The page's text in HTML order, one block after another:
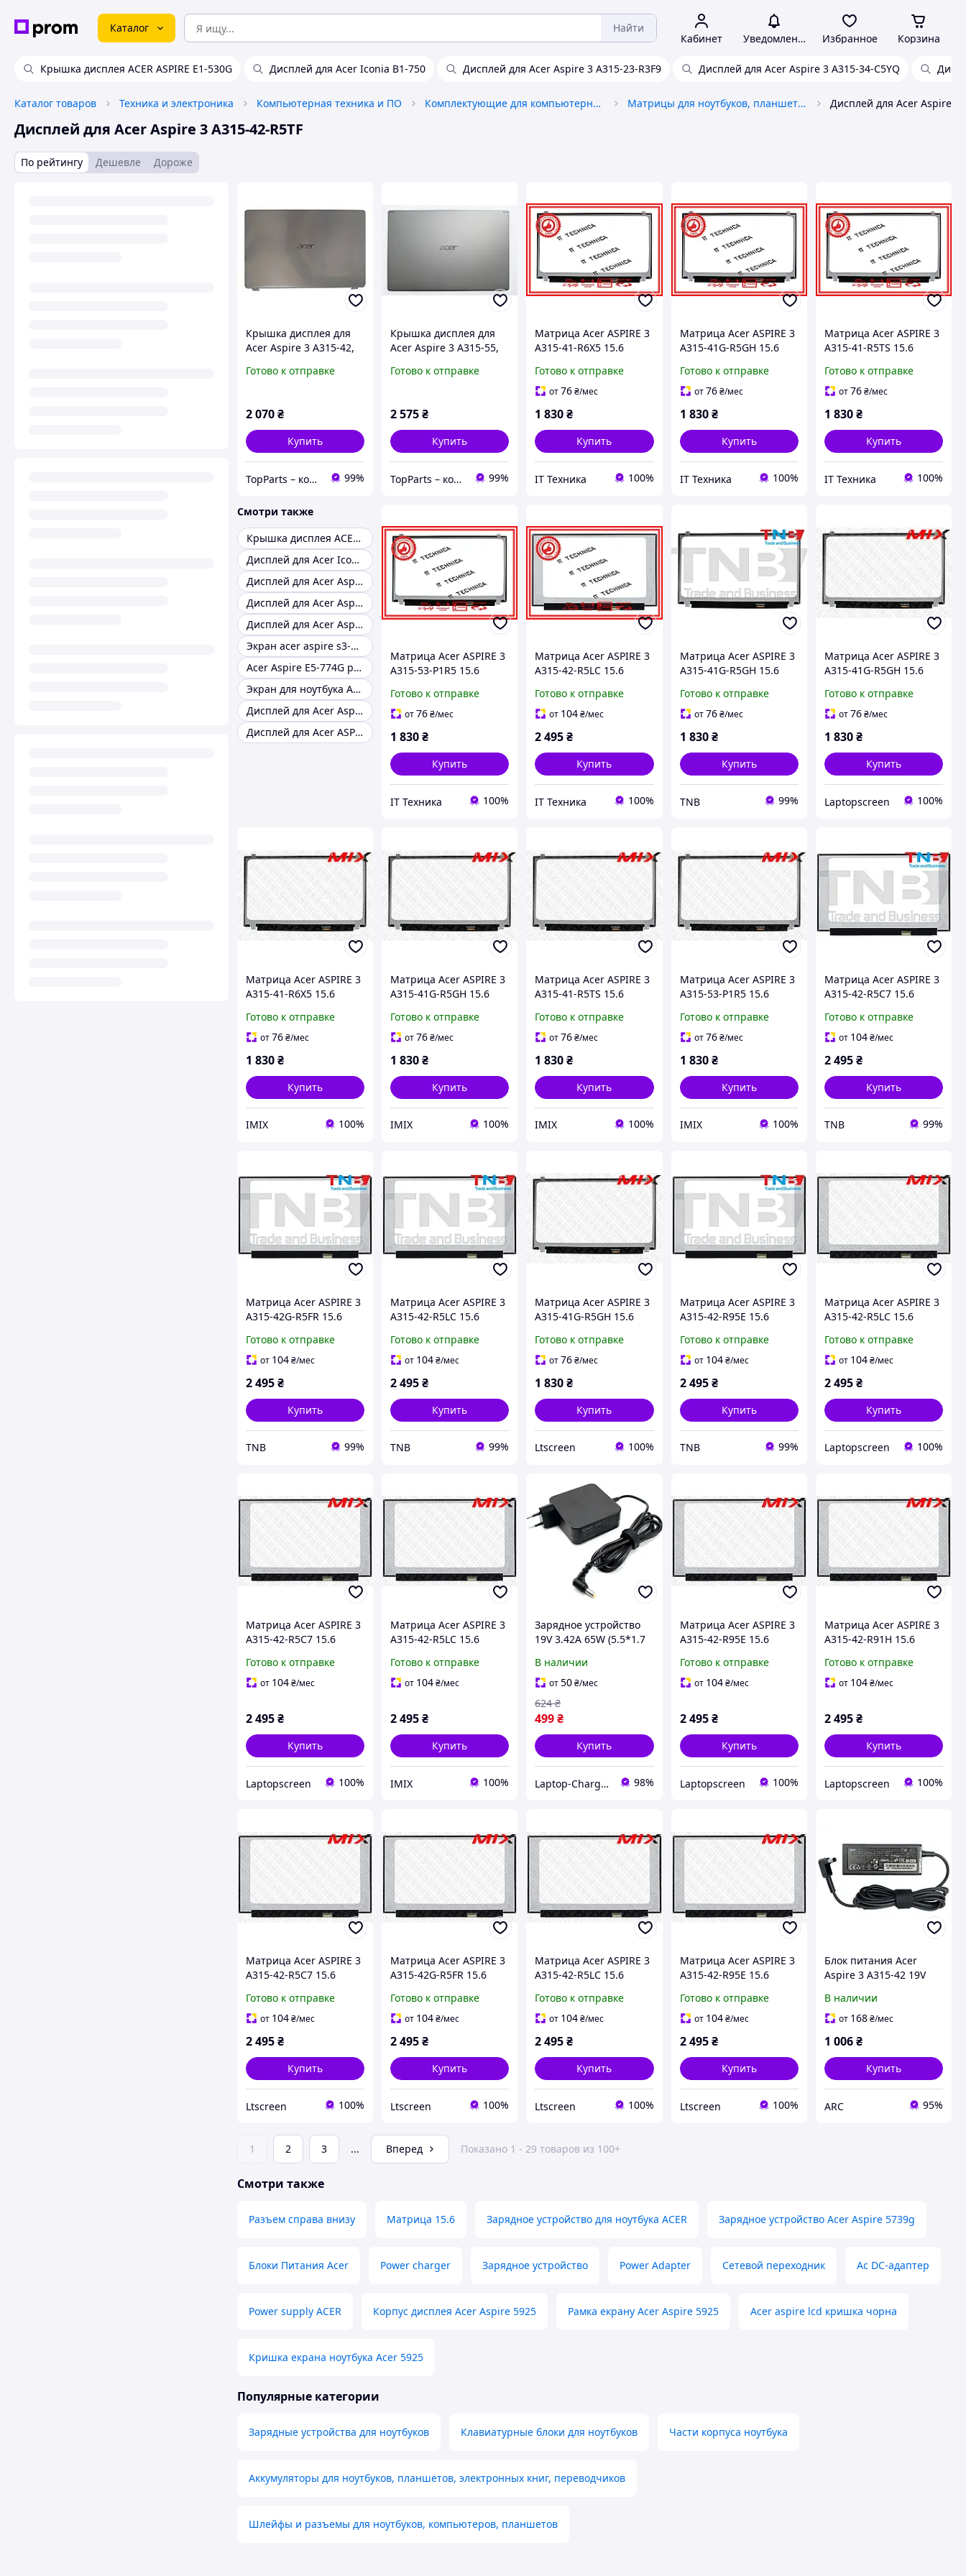
Каталог Найти
Кабинет Уведомления Избранное Корзина
Крышка дисплея ACER ASPIRE E1-530G Дисплей для Acer Iconia B1-750 Дисплей для Acer Aspire 3 A315-23-R3F9 Дисплей для Acer Aspire 3 A315-34-C5YQ
Каталог товаров Техника и электроника Компьютерная техника и ПО Комплектующие для компьютерной техники Матрицы для ноутбуков, планшетов и мониторов
Дисплей для Acer Aspire 3 A315-42-R5TF
По рейтингу Дешевле Дороже
Крышка дисплея для
Acer Aspire 3 A315-42,
A315-54K серая
Готово к отправке
2 070₴
Купить
TopParts – комплектующие для ноутбуков 99%
Крышка дисплея для
Acer Aspire 3 A315-55,
Готово к отправке
2 575₴
Купить
TopParts – комплектующие для ноутбуков 99%
Матрица Acer ASPIRE 3
A315-41-R6X5 15.6
45% NTSC 220 cd/m²
для ноутбука
Готово к отправке
от76₴/мес
1 830₴
Купить
IT Техника 100%
Матрица Acer ASPIRE 3
A315-41G-R5GH 15.6
45% NTSC 220 cd/m²
для ноутбука
Готово к отправке
от76 ₴/мес
1 830 ₴
Купить
IT Техника 100%
Матрица Acer ASPIRE 3
A315-41-R5TS 15.6
45% NTSC 220 cd/m²
для ноутбука
Готово к отправке
от76₴/мес
1 830₴
Купить
IT Техника 100%
Смотри также
Крышка дисплея ACER ASPIRE E1-530G
Дисплей для Acer Iconia B1-750
Дисплей для Acer Aspire 3 A315-23-R3F9
Дисплей для Acer Aspire 3 A315-34-C5YQ
Дисплей для Acer Aspire 3 A315-54
Экран acer aspire s3-391
Acer Aspire E5-774G рамка дисплея
Экран для ноутбука Acer Aspire 3
Дисплей для Acer Aspire 3 A315-23
Дисплей для Acer ASPIRE 5749Z
Матрица Acer ASPIRE 3
A315-53-P1R5 15.6
45% NTSC 220 cd/m²
для ноутбука
Готово к отправке
от76₴/мес
1 830₴
Купить
IT Техника 100%
Матрица Acer ASPIRE 3
A315-42-R5LC 15.6
45% NTSC 250 cd/m²
для ноутбука
Готово к отправке
от 104₴/мес
2 495₴
Купить
IT Техника 100%
Матрица Acer ASPIRE 3
A315-41G-R5GH 15.6
45% NTSC 220 cd/m²
для ноутбука
Готово к отправке
от76 ₴/мес
1 830 ₴
Купить
TNB 99%
Матрица Acer ASPIRE 3
A315-41G-R5GH 15.6
45% NTSC 220 cd/m²
для ноутбука
Готово к отправке
от76₴/мес
1 830₴
Купить
Laptopscreen 100%
Матрица Acer ASPIRE 3
A315-41-R6X5 15.6
45% NTSC 220 cd/m²
для ноутбука
Готово к отправке
от76₴/мес
1 830₴
Купить
IMIX 100%
Матрица Acer ASPIRE 3
A315-41G-R5GH 15.6
45% NTSC 220 cd/m²
для ноутбука
Готово к отправке
от76₴/мес
1 830₴
Купить
IMIX 100%
Матрица Acer ASPIRE 3
A315-41-R5TS 15.6
45% NTSC 220 cd/m²
для ноутбука
Готово к отправке
от76₴/мес
1 830₴
Купить
IMIX 100%
Матрица Acer ASPIRE 3
A315-53-P1R5 15.6
45% NTSC 220 cd/m²
для ноутбука
Готово к отправке
от76 ₴/мес
1 830 ₴
Купить
IMIX 100%
Матрица Acer ASPIRE 3
A315-42-R5C7 15.6
45% NTSC 250 cd/m²
для ноутбука
Готово к отправке
от 104₴/мес
2 495₴
Купить
TNB 99%
Матрица Acer ASPIRE 3
A315-42G-R5FR 15.6
45% NTSC 250 cd/m²
для ноутбука
Готово к отправке
от 104₴/мес
2 495₴
Купить
TNB 99%
Матрица Acer ASPIRE 3
A315-42-R5LC 15.6
45% NTSC 250 cd/m²
для ноутбука
Готово к отправке
от 104₴/мес
2 495₴
Купить
TNB 99%
Матрица Acer ASPIRE 3
A315-41G-R5GH 15.6
45% NTSC 220 cd/m²
для ноутбука
Готово к отправке
от76₴/мес
1 830₴
Купить
Ltscreen 100%
Матрица Acer ASPIRE 3
A315-42-R95E 15.6
45% NTSC 250 cd/m²
для ноутбука
Готово к отправке
от 104 ₴/мес
2 495 ₴
Купить
TNB 99%
Матрица Acer ASPIRE 3
A315-42-R5LC 15.6
45% NTSC 250 cd/m²
для ноутбука
Готово к отправке
от 104₴/мес
2 495₴
Купить
Laptopscreen 100%
Матрица Acer ASPIRE 3
A315-42-R5C7 15.6
45% NTSC 250 cd/m²
для ноутбука
Готово к отправке
от 104₴/мес
2 495₴
Купить
Laptopscreen 100%
Матрица Acer ASPIRE 3
A315-42-R5LC 15.6
45% NTSC 250 cd/m²
для ноутбука
Готово к отправке
от 104₴/мес
2 495₴
Купить
IMIX 100%
Зарядное устройство
19V 3.42A 65W (5.5*1.7
Aspire 3 A315-21, A315-
21G
В наличии
от50₴/мес
499₴
624 ₴
Купить
Laptop-Charger - интернет магазин комплектующих к ноутбукам 98%
Матрица Acer ASPIRE 3
A315-42-R95E 15.6
45% NTSC 250 cd/m²
для ноутбука
Готово к отправке
от 104 ₴/мес
2 495 ₴
Купить
Laptopscreen 100%
Матрица Acer ASPIRE 3
A315-42-R91H 15.6
45% NTSC 250 cd/m²
для ноутбука
Готово к отправке
от 104₴/мес
2 495₴
Купить
Laptopscreen 100%
Матрица Acer ASPIRE 3
A315-42-R5C7 15.6
45% NTSC 250 cd/m²
для ноутбука
Готово к отправке
от 104₴/мес
2 495₴
Купить
Ltscreen 100%
Матрица Acer ASPIRE 3
A315-42G-R5FR 15.6
45% NTSC 250 cd/m²
для ноутбука
Готово к отправке
от 104₴/мес
2 495₴
Купить
Ltscreen 100%
Матрица Acer ASPIRE 3
A315-42-R5LC 15.6
45% NTSC 250 cd/m²
для ноутбука
Готово к отправке
от 104₴/мес
2 495₴
Купить
Ltscreen 100%
Матрица Acer ASPIRE 3
A315-42-R95E 15.6
45% NTSC 250 cd/m²
для ноутбука
Готово к отправке
от 104 ₴/мес
2 495 ₴
Купить
Ltscreen 100%
Блок питания Acer
Aspire 3 A315-42 19V
Original PRC
(A045R021L)
В наличии
от 168₴/мес
1 006₴
Купить
ARC 95%
1 2 3 ... Вперед Показано 1 - 29 товаров из 100+
Смотри также
Разъем справа внизу Матрица 15.6 Зарядное устройство для ноутбука ACER Зарядное устройство Acer Aspire 5739g
Блоки Питания Acer Power charger Зарядное устройство Power Adapter Сетевой переходник Ac DC-адаптер
Power supply ACER Корпус дисплея Acer Aspire 5925 Рамка екрану Acer Aspire 5925 Acer aspire lcd кришка чорна
Кришка екрана ноутбука Acer 5925
Популярные категории
Зарядные устройства для ноутбуков Клавиатурные блоки для ноутбуков Части корпуса ноутбука
Аккумуляторы для ноутбуков, планшетов, электронных книг, переводчиков
Шлейфы и разъемы для ноутбуков, компьютеров, планшетов